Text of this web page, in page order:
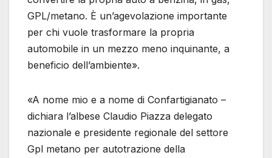
GPL/metano. È un’agevolazione importante
per chi vuole trasformare la propria
automobile in un mezzo meno inquinante, a
beneficio dell’ambiente».
«A nome mio e a nome di Confartigianato –
dichiara l’albese Claudio Piazza delegato
nazionale e presidente regionale del settore
Gpl metano per autotrazione della